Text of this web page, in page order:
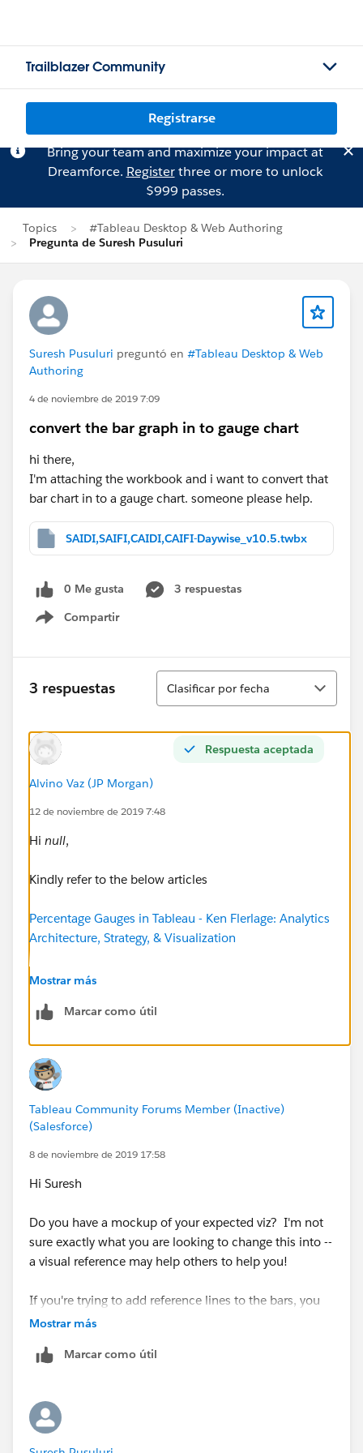
Trailblazer Community
Registrarse
Bring your team and maximize your impact at
Dreamforce. Registerthree or more to unlock
$999 passes.
Topics
#Tableau Desktop & Web Authoring
Pregunta de Suresh Pusuluri
Suresh Pusuluri preguntó en #Tableau Desktop & Web
Authoring
4 de noviembre de 2019 7:09
convert the bar graph in to gauge chart
hi there,
I'm attaching the workbook and i want to convert that
bar chart in to a gauge chart. someone please help.
SAIDI,SAIFI,CAIDI,CAIFI-Daywise_v10.5.twbx
0 Me gusta
3 respuestas
Compartir
Show menu
3 respuestas
Ordenar
Clasificar por fecha
Respuesta aceptada
Alvino Vaz (JP Morgan)
12 de noviembre de 2019 7:48
Hi null,
Kindly refer to the below articles
Percentage Gauges in Tableau - Ken Flerlage: Analytics
Architecture, Strategy, & Visualization
Gauge Chart
Dueling Data: How To Create a Gauge Chart in Tableau
-AV.
Mostrar más
Marcar como útil
Tableau Community Forums Member (Inactive)
(Salesforce)
8 de noviembre de 2019 17:58
Hi Suresh
Do you have a mockup of your expected viz? I'm not
sure exactly what you are looking to change this into --
a visual reference may help others to help you!
If you're trying to add reference lines to the bars, you
can do that with a right click on the axis on the left --
viz (usually on Detail on the Marks card)
Mostrar más
Marcar como útil